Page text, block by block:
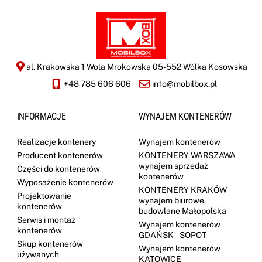
al. Krakowska 1 Wola Mrokowska 05-552 Wólka Kosowska
+48 785 606 606
info@mobilbox.pl
INFORMACJE
Realizacje kontenery
Producent kontenerów
Części do kontenerów
Wyposażenie kontenerów
Projektowanie
kontenerów
Serwis i montaż
kontenerów
Skup kontenerów
używanych
WYNAJEM KONTENERÓW
Wynajem kontenerów
KONTENERY WARSZAWA
wynajem sprzedaż
kontenerów
KONTENERY KRAKÓW
wynajem biurowe,
budowlane Małopolska
Wynajem kontenerów
GDAŃSK – SOPOT
Wynajem kontenerów
KATOWICE